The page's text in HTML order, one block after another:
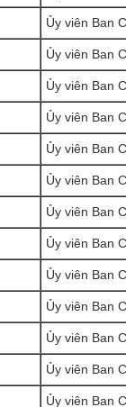
Ủy viên Ban
Ủy viên Ban
Ủy viên Ban
Ủy viên Ban
Ủy viên Ban
Ủy viên Ban
Ủy viên Ban
Ủy viên Ban
Ủy viên Ban
Ủy viên Ban
Ủy viên Ban
Ủy viên Ban
Ủy viên Ban